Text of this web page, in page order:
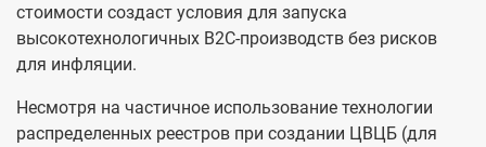
стоимости создаст условия для запуска
высокотехнологичных B2C-производств без рисков
для инфляции.
Несмотря на частичное использование технологии
распределенных реестров при создании ЦВЦБ (для